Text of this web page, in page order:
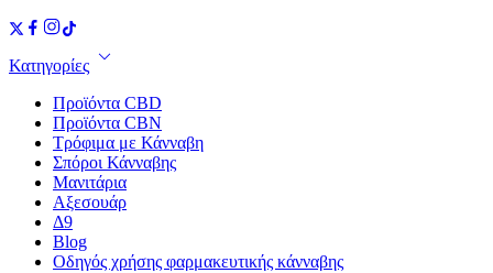
Κατηγορίες
Προϊόντα CBD
Προϊόντα CBN
Τρόφιμα με Κάνναβη
Σπόροι Κάνναβης
Μανιτάρια
Αξεσουάρ
Δ9
Blog
Οδηγός χρήσης φαρμακευτικής κάνναβης